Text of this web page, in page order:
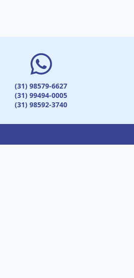
(31) 98579-6627
(31) 99494-0005
(31) 98592-3740